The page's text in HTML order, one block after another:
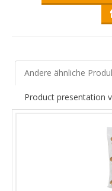
Andere ähnliche
Product presentation